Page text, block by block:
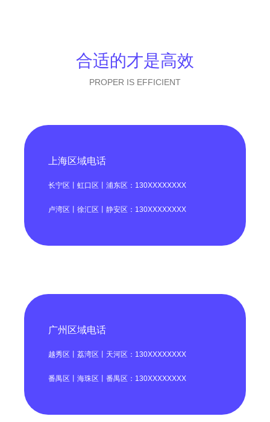
合适的才是高效
PROPER IS EFFICIENT
上海区域电话
长宁区丨虹口区丨浦东区：130XXXXXXXX
卢湾区丨徐汇区丨静安区：130XXXXXXXX
广州区域电话
越秀区丨荔湾区丨天河区：130XXXXXXXX
番禺区丨海珠区丨番禺区：130XXXXXXXX